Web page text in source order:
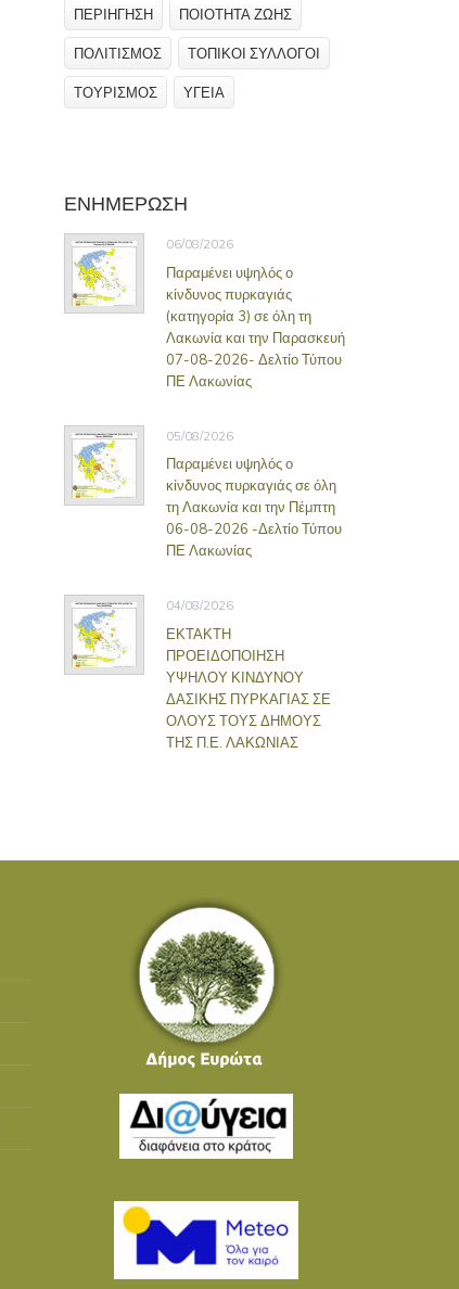
ΠΕΡΙΗΓΗΣΗ ΠΟΙΟΤΗΤΑ ΖΩΗΣ
ΠΟΛΙΤΙΣΜΟΣ ΤΟΠΙΚΟΙ ΣΥΛΛΟΓΟΙ
ΤΟΥΡΙΣΜΟΣ ΥΓΕΙΑ
ΕΝΗΜΕΡΩΣΗ
06/08/2026
Παραμένει υψηλός ο
κίνδυνος πυρκαγιάς
(κατηγορία 3) σε όλη τη
Λακωνία και την Παρασκευή
07-08-2026- Δελτίο Τύπου
ΠΕ Λακωνίας
05/08/2026
Παραμένει υψηλός ο
κίνδυνος πυρκαγιάς σε όλη
τη Λακωνία και την Πέμπτη
06-08-2026 -Δελτίο Τύπου
ΠΕ Λακωνίας
04/08/2026
ΕΚΤΑΚΤΗ
ΠΡΟΕΙΔΟΠΟΙΗΣΗ
ΥΨΗΛΟΥ ΚΙΝΔΥΝΟΥ
ΔΑΣΙΚΗΣ ΠΥΡΚΑΓΙΑΣ ΣΕ
ΟΛΟΥΣ ΤΟΥΣ ΔΗΜΟΥΣ
ΤΗΣ Π.Ε. ΛΑΚΩΝΙΑΣ